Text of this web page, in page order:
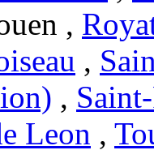
,
,
,
Leon ,